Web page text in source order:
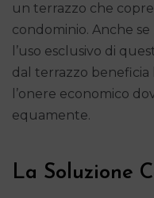
un terrazzo che
condominio. Anche
l’uso esclusivo di
dal terrazzo beneficia
l’onere economico
equamente.
La Soluzione